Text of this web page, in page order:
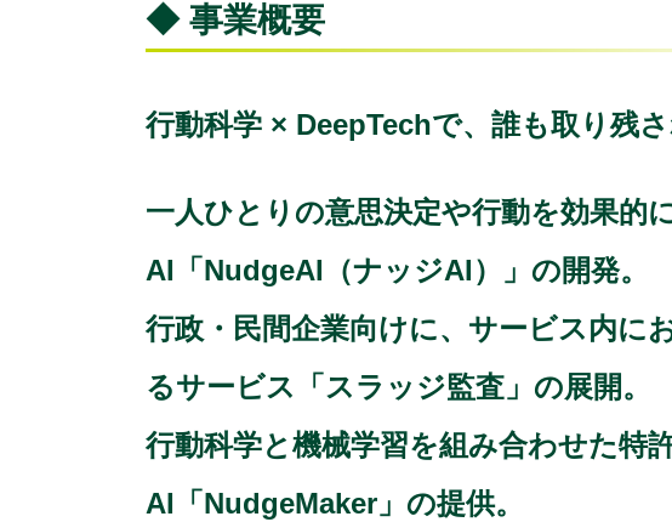
◆ 事業概要
行動科学 × DeepTechで、誰も取り残さ
一人ひとりの意思決定や行動を効果的
AI「NudgeAI（ナッジAI）」の開発。
行政・民間企業向けに、サービス内に
るサービス「スラッジ監査」の展開。
行動科学と機械学習を組み合わせた特
AI「NudgeMaker」の提供。